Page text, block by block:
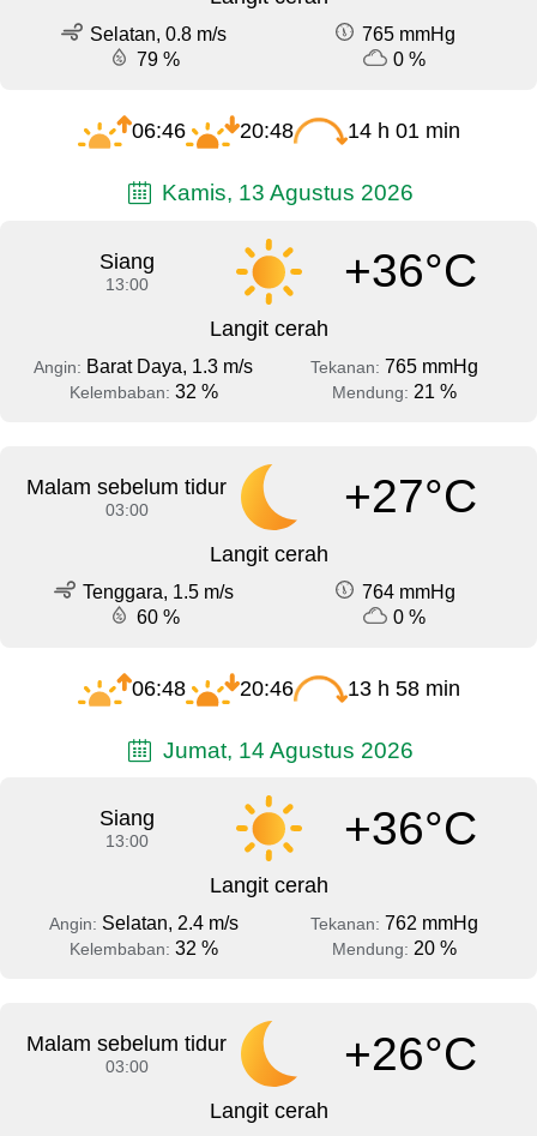
Selatan, 0.8 m/s
765 mmHg
79 %
0 %
06:46 20:48 14 h 01 min
Kamis, 13 Agustus 2026
Siang
13:00 +36°C
Langit cerah
Angin: Barat Daya, 1.3 m/s Tekanan: 765 mmHg
Kelembaban: 32 % Mendung: 21 %
Malam sebelum tidur
03:00 +27°C
Langit cerah
Tenggara, 1.5 m/s
764 mmHg
60 %
0 %
06:48 20:46 13 h 58 min
Jumat, 14 Agustus 2026
Siang
13:00 +36°C
Langit cerah
Angin: Selatan, 2.4 m/s Tekanan: 762 mmHg
Kelembaban: 32 % Mendung: 20 %
Malam sebelum tidur
03:00 +26°C
Langit cerah